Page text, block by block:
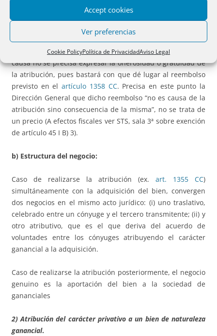
Accept cookies
Ver preferencias
Cookie PolicyPolítica de PrivacidadAviso Legal
atribuciones se justifican “ad sustinendam oneri
matrimonii”, pero en modo alguno se trata de un negocio
A los efectos de entender cumplida la expresión de la
causa no se precisa expresar la onerosidad o gratuidad de
la atribución, pues bastará con que dé lugar al reembolso
previsto en elartículo 1358 CC. Precisa en este punto la
Dirección General que dicho reembolso “no es causa de la
atribución sino consecuencia de la misma”, no se trata de
un precio (A efectos fiscales ver STS, sala 3ª sobre exención
de artículo 45 I B) 3).
b) Estructura del negocio:
Caso de realizarse la atribución (ex. art. 1355 CC)
simultáneamente con la adquisición del bien, convergen
dos negocios en el mismo acto jurídico: (i) uno traslativo,
celebrado entre un cónyuge y el tercero transmitente; (ii) y
otro atributivo, que es el que deriva del acuerdo de
voluntades entre los cónyuges atribuyendo el carácter
ganancial a la adquisición.
Caso de realizarse la atribución posteriormente, el negocio
genuino es la aportación del bien a la sociedad de
gananciales
2) Atribución del carácter privativo a un bien de naturaleza
ganancial.